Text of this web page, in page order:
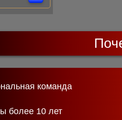
команда
более 10 лет